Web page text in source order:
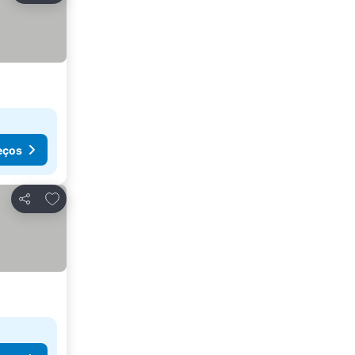
Partilhar
Adicionar aos favoritos